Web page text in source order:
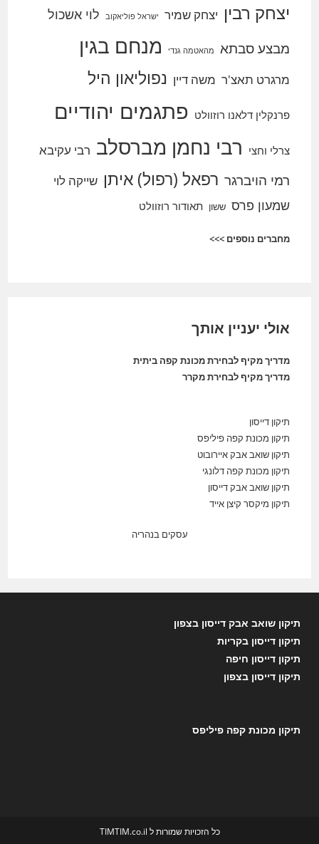
יצחק רבין יצחק שמיר ישראל פוליאקוב לוי אשכול
מבצע סבתא מהאטמה גנדי מנחם בגין
מרגרט תאצ'ר משה דיין נפוליאון היל
פרנקלין דלאנו רוזוולט פתגמים יהודיים
צרלי וחצי רבי נחמן מברסלב רבי עקיבא
רמי הויברגר רפאל (רפול) איתן שייקה לוי
שמעון פרס ששון תאודור רוזוולט
מחברים נוספים >>>
אולי יעניין אותך
מדריך מקיף לבחירת מכונת קפה ביתית
מדריך מקיף לבחירת מקרר
תיקון דייסון
תיקון מכונת קפה פיליפס
תיקון שואב אבק איירובוט
תיקון מכונת קפה דלונגי
תיקון שואב אבק דייסון
תיקון מיקסר קיצן אייד
עסקים בנהריה
תיקון שואב אבק דייסון בצפון
תיקון דייסון בקריות
תיקון דייסון חיפה
תיקון דייסון בצפון
תיקון מכונת קפה פיליפס
כל הזכויות שמורות ל TIMTIM.co.il